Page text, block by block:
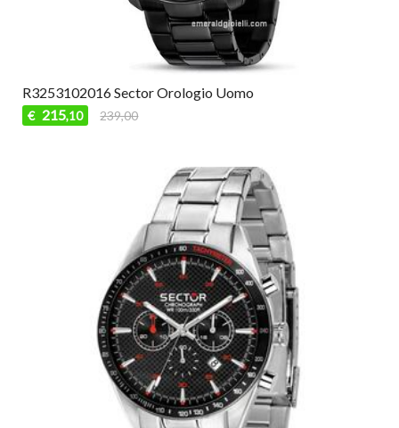
R3253102016 Sector Orologio Uomo
€ 215,10 239,00